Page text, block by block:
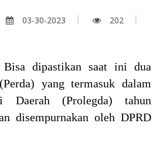
03-30-2023
202
dipastikan saat ini dua
yang termasuk dalam
Daerah (Prolegda) tahun
disempurnakan oleh DPRD